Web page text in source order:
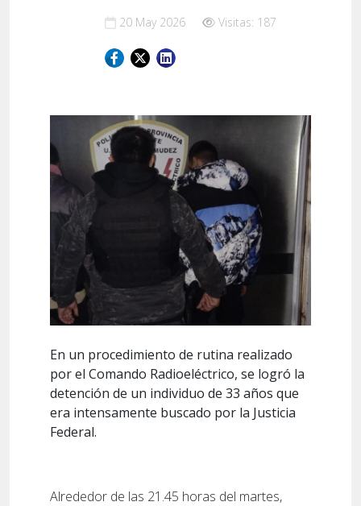
20 May 2026 Visitas: 187
En un procedimiento de rutina realizado
por el Comando Radioeléctrico, se logró la
detención de un individuo de 33 años que
era intensamente buscado por la Justicia
Federal.
Alrededor de las 21.45 horas del martes,